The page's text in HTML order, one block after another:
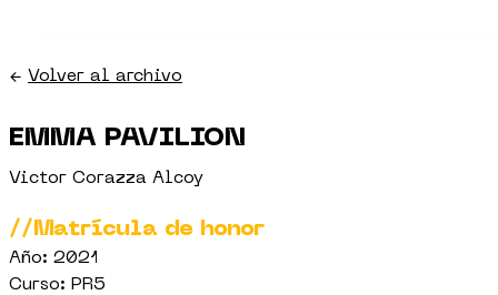
← Volver al archivo
EMMA PAVILION
Victor Corazza Alcoy
//Matrícula de honor
Año: 2021
Curso: PR5